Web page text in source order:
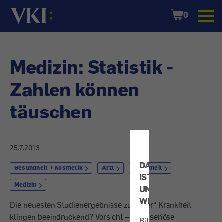
DATENSCHUTZ
IST
UNS
WICHTIG!
Startseite
Shopping
Cart
0
Medizin: Statistik -
Zahlen können
täuschen
25.7.2013
Gesundheit + Kosmetik Arzt Krankheit
Medizin
Die neuesten Studienergebnisse zu „Ihrer“ Krankheit
klingen beeindruckend? Vorsicht – auch seriöse